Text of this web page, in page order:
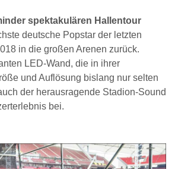
spektakulären Hallentour
deutsche Popstar der letzten
in die großen Arenen zurück.
LED-Wand, die in ihrer
und Auflösung bislang nur selten
der herausragende Stadion-Sound
bei.